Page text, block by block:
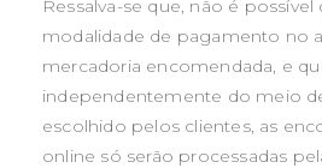
Ressalva-se que, não é possível
modalidade de pagamento no
mercadoria encomendada, e
independentemente do meio
escolhido pelos clientes, as
online só serão processadas